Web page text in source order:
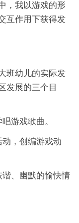
，我以游戏的形
互作用下获得发
班幼儿的实际发
发展的三个目
游戏歌曲。
，创编游戏动
、幽默的愉快情